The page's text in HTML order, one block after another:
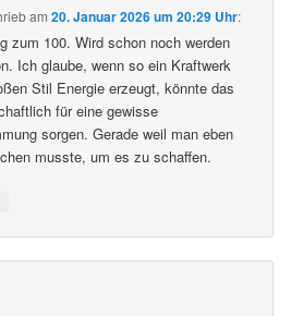
am20. Januar 2026 um 20:29 Uhr:
zum 100. Wird schon noch werden
Ich glaube, wenn so ein Kraftwerk
Stil Energie erzeugt, könnte das
für eine gewisse
sorgen. Gerade weil man eben
musste, um es zu schaffen.